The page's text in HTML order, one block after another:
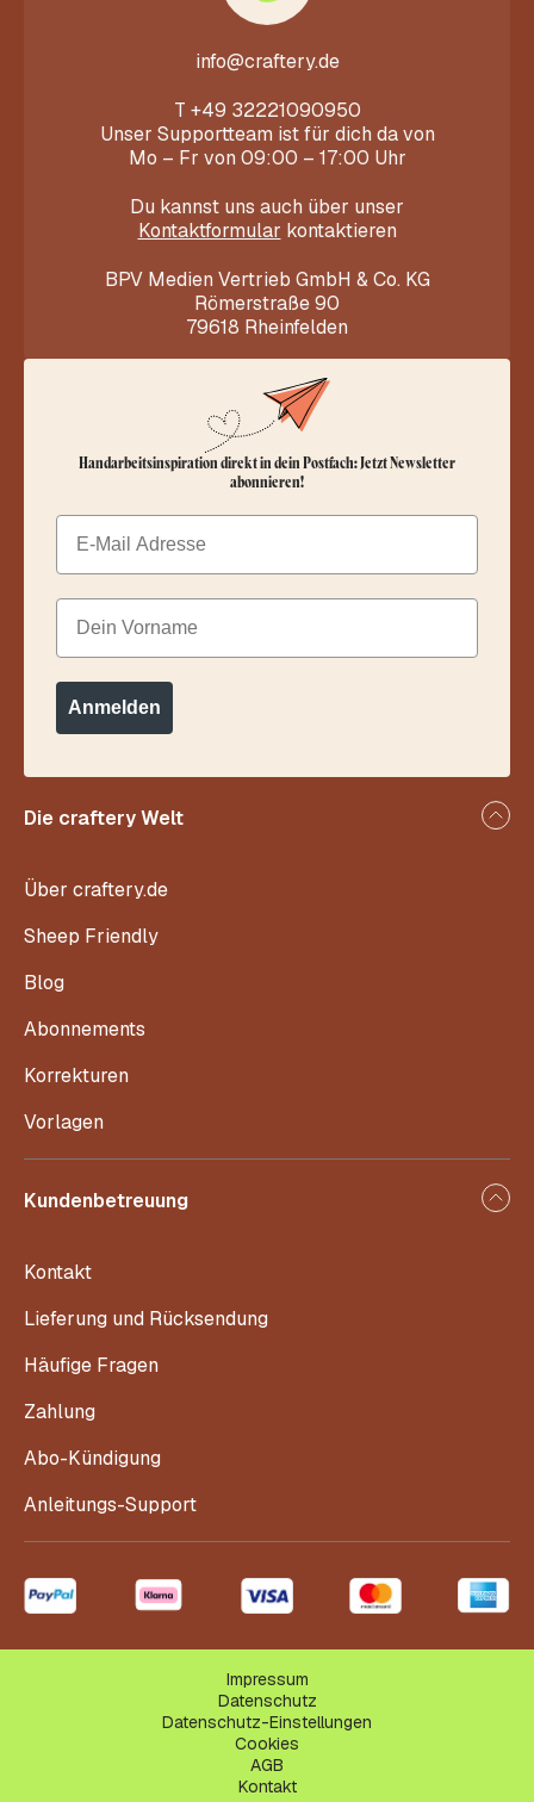
info@craftery.de
T +49 32221090950
Unser Supportteam ist für dich da von
Mo – Fr von 09:00 – 17:00 Uhr
Du kannst uns auch über unser
Kontaktformular kontaktieren
BPV Medien Vertrieb GmbH & Co. KG
Römerstraße 90
79618 Rheinfelden
Die craftery Welt
Über craftery.de
Sheep Friendly
Blog
Abonnements
Korrekturen
Vorlagen
Kundenbetreuung
Kontakt
Lieferung und Rücksendung
Häufige Fragen
Zahlung
Abo-Kündigung
Anleitungs-Support
Handarbeitsinspiration direkt in dein Postfach: Jetzt Newsletter
abonnieren!
Email
Dein Vorname
Anmelden
Impressum
Datenschutz
Datenschutz-Einstellungen
Cookies
AGB
Kontakt